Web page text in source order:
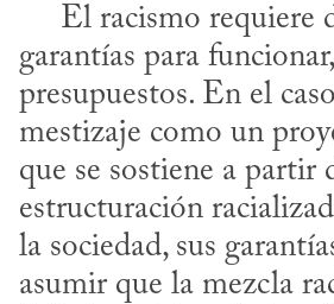
garantías para
presupuestos. En el
mestizaje como un
que se sostiene a partir
estructuración
la sociedad, sus
asumir que la mezcla